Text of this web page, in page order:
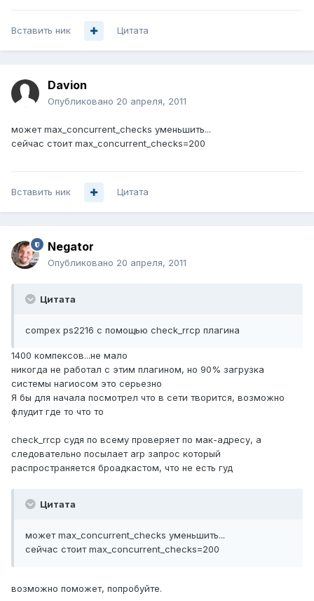
Вставить ник Цитата
Davion
Опубликовано 20 апреля, 2011
может max_concurrent_checks уменьшить...
сейчас стоит max_concurrent_checks=200
Вставить ник Цитата
Negator
Опубликовано 20 апреля, 2011
Цитата
compex ps2216 с помощью check_rrcp плагина
1400 компексов...не мало
никогда не работал с этим плагином, но 90% загрузка
системы нагиосом это серьезно
Я бы для начала посмотрел что в сети творится, возможно
флудит где то что то
check_rrcp судя по всему проверяет по мак-адресу, а
следовательно посылает arp запрос который
распространяется броадкастом, что не есть гуд
Цитата
может max_concurrent_checks уменьшить...
сейчас стоит max_concurrent_checks=200
возможно поможет, попробуйте.